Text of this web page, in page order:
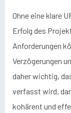
Ohne eine klare
Erfolg des
Anforderungen
Verzögerungen
daher wichtig,
verfasst wird,
kohärent und